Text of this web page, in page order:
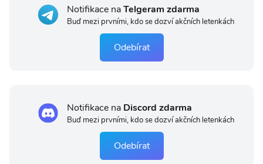
Notifikace naTelgeram zdarma
Buď mezi prvními, kdo se dozví akčních letenkách
Odebírat
Notifikace na Discord zdarma
Buď mezi prvními, kdo se dozví akčních letenkách
Odebírat